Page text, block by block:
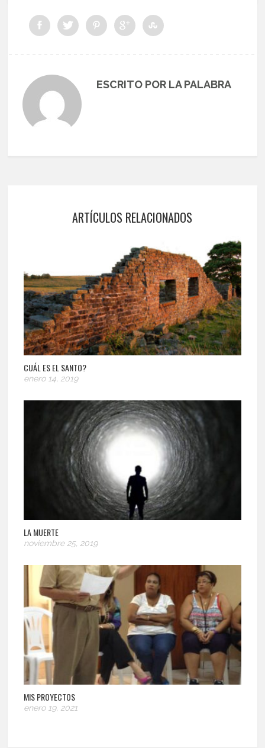
ESCRITO POR LA PALABRA
ARTÍCULOS RELACIONADOS
CUÁL ES EL SANTO?
enero 14, 2019
LA MUERTE
noviembre 25, 2019
MIS PROYECTOS
enero 19, 2021